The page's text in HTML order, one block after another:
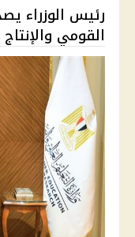
رئيس الوزراء
القومي